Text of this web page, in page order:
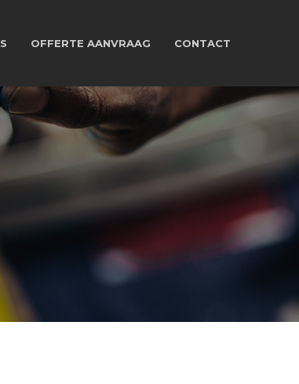
OFFERTE AANVRAAG CONTACT